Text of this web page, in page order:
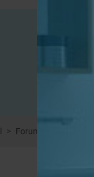
Forums